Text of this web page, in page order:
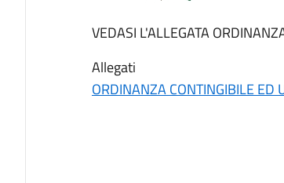
VEDASI L'ALLEGATA
Allegati
ORDINANZA CONTINGIBILE ED